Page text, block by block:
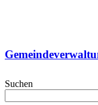
Suchen